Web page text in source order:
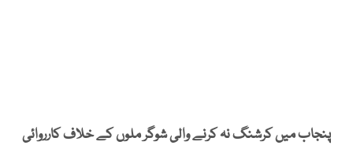
پنجاب میں کرشنگ نہ کرنے والی شوگر ملوں کے خلاف کارروائی